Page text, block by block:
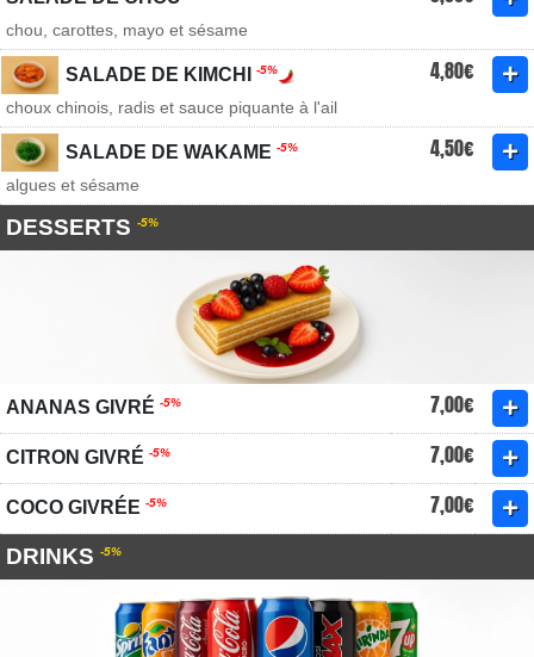
chou, carottes, mayo et sésame
SALADE DE KIMCHI -5% 4,80€
choux chinois, radis et sauce piquante à l'ail
SALADE DE WAKAME -5% 4,50€
algues et sésame
DESSERTS -5%
ANANAS GIVRÉ -5% 7,00€
CITRON GIVRÉ -5% 7,00€
COCO GIVRÉE -5% 7,00€
DRINKS -5%